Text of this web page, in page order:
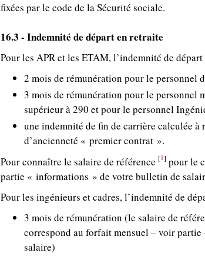
fixées par le code de la Sécurité sociale.
16.3 - Indemnité de départ en retraite
Pour les APR et les ETAM, l’indemnité de
2 mois de rémunération pour le personnel
3 mois de rémunération pour le personnel
supérieur à 290 et pour le personnel
une indemnité de fin de carrière calculée à
d’ancienneté « premier contrat ».
Pour connaître le salaire de référence [1] pour le
partie « informations » de votre bulletin de
Pour les ingénieurs et cadres, l’indemnité de
3 mois de rémunération (le salaire de
correspond au forfait mensuel – voir
salaire)